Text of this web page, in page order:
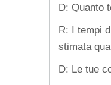
D: Quanto
R: I tempi
stimata
D: Le tue